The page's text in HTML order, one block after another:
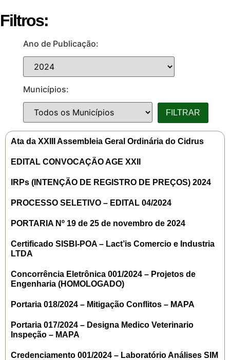
Filtros:
Ano de Publicação:
Municípios:
Ata da XXIII Assembleia Geral Ordinária do Cidrus
EDITAL CONVOCAÇÃO AGE XXII
IRPs (INTENÇÃO DE REGISTRO DE PREÇOS) 2024
PROCESSO SELETIVO – EDITAL 04/2024
PORTARIA Nº 19 de 25 de novembro de 2024
Certificado SISBI-POA – Lact’is Comercio e Industria
LTDA
Concorrência Eletrônica 001/2024 – Projetos de
Engenharia (HOMOLOGADO)
Portaria 018/2024 – Mitigação Conflitos – MAPA
Portaria 017/2024 – Designa Medico Veterinario
Inspeção – MAPA
Credenciamento 001/2024 – Laboratório Análises SIM